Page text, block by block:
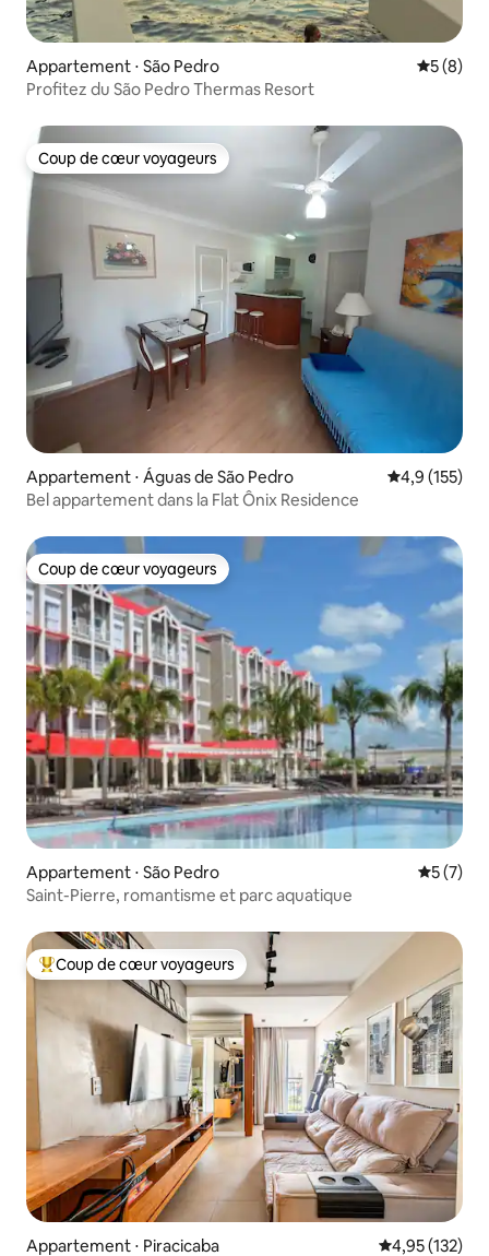
Appartement ⋅ São Pedro
5 (8)
Profitez du São Pedro Thermas Resort
Coup de cœur voyageurs
Coup de cœur voyageurs
Appartement ⋅ Águas de São Pedro Évaluation
4,9 (155)
Bel appartement dans la Flat Ônix Residence
Coup de cœur voyageurs
Coup de cœur voyageurs
Appartement ⋅ São Pedro
5 (7)
Saint-Pierre, romantisme et parc aquatique
Coups de cœur voyageurs les plus appréciés
Coup de cœur voyageurs
Appartement ⋅ Piracicaba Évaluation
4,95 (132)